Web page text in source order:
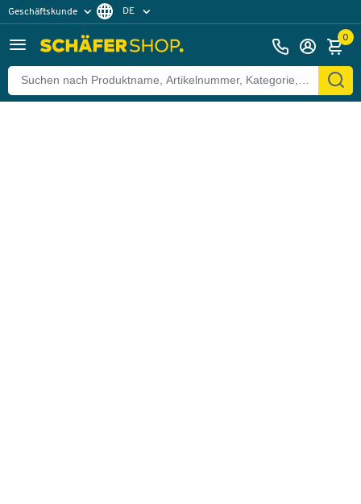
Geschäftskunde DE
0
Zurück